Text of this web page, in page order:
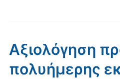
Αξιολόγηση
πολυήμερης